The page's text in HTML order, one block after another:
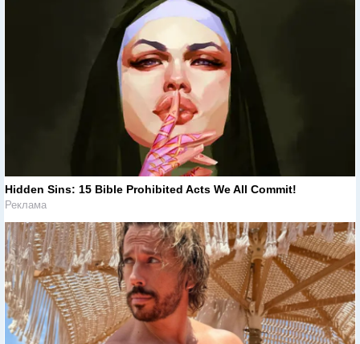
Hidden Sins: 15 Bible Prohibited Acts We All Commit!
Реклама